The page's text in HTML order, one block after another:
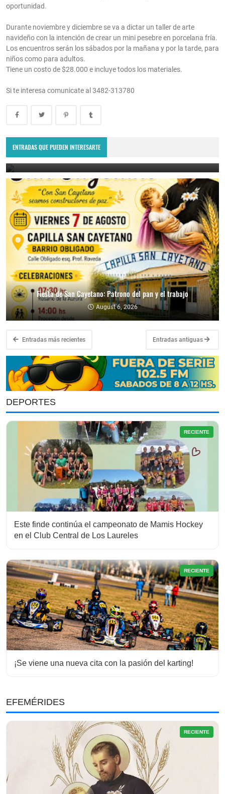
oportunidad.
Durante noviembre y diciembre se va a dictar un taller de arte
navideño con la intención de crear un mini pesebre en porcelana fría.
Los encuentros serán los sábados por la mañana y por la tarde, para
niños como para adultos.
Tiene un costo de $28.000 e incluye todos los materiales.
Si te interesa comunicate al 3482-313780
ENTRADAS QUE PUEDEN INTERESARTEraviolada del año
August 7, 2026
Fiesta de San Cayetano: Patrono del pan y el trabajo
August 6, 2026
Entradas más recientes Entradas antiguas
DEPORTES
RECIENTE
Este finde continúa el campeonato de Mamis Hockey
en el Club Central de Los Laureles
RECIENTE
¡Se viene una nueva cita con la pasión del karting!
EFEMÉRIDES
RECIENTE